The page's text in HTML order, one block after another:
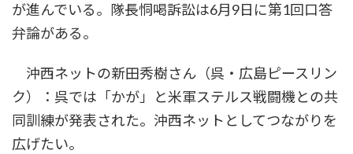
が進んでいる。隊長恫喝訴訟は6月9日に第1回口答
弁論がある。
沖西ネットの新田秀樹さん（呉・広島ピースリン
ク）：呉では「かが」と米軍ステルス戦闘機との共
同訓練が発表された。沖西ネットとしてつながりを
広げたい。